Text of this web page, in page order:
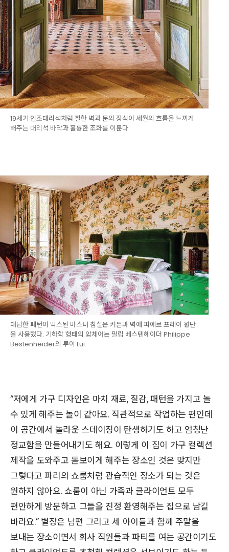
19세기 인조대리석처럼 칠한 벽과 문의 장식이 세월의 흐름을 느끼게
해주는 대리석 바닥과 훌륭한 조화를 이룬다.
대담한 패턴이 믹스된 마스터 침실은 커튼과 벽에 피에르 프레이 원단
을 사용했다. 기하학 형태의 암체어는 필립 베스텐헤이더 Philippe
Bestenheider의 루이 Lui.
“저에게 가구 디자인은 마치 재료, 질감, 패턴을 가지고 놀
수 있게 해주는 놀이 같아요. 직관적으로 작업하는 편인데
이 공간에서 놀라운 스테이징이 탄생하기도 하고 엄청난
정교함을 만들어내기도 해요. 이렇게 이 집이 가구 컬렉션
제작을 도와주고 돋보이게 해주는 장소인 것은 맞지만
그렇다고 파리의 쇼룸처럼 관습적인 장소가 되는 것은
원하지 않아요. 쇼룸이 아닌 가족과 클라이언트 모두
편안하게 방문하고 그들을 진정 환영해주는 집으로 남길
바라요.” 별장은 남편 그리고 세 아이들과 함께 주말을
보내는 장소이면서 회사 직원들과 파티를 여는 공간이기도